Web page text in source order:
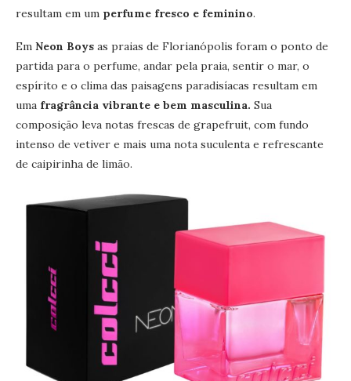
resultam em um perfume fresco e feminino.
Em Neon Boys as praias de Florianópolis foram o ponto de
partida para o perfume, andar pela praia, sentir o mar, o
espírito e o clima das paisagens paradisíacas resultam em
uma fragrância vibrante e bem masculina. Sua
composição leva notas frescas de grapefruit, com fundo
intenso de vetiver e mais uma nota suculenta e refrescante
de caipirinha de limão.